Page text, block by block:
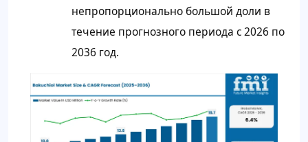
непропорционально большой доли в
течение прогнозного периода с 2026 по
2036 год.